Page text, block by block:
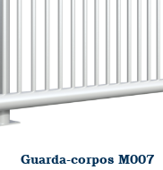
Guarda-corpos M007